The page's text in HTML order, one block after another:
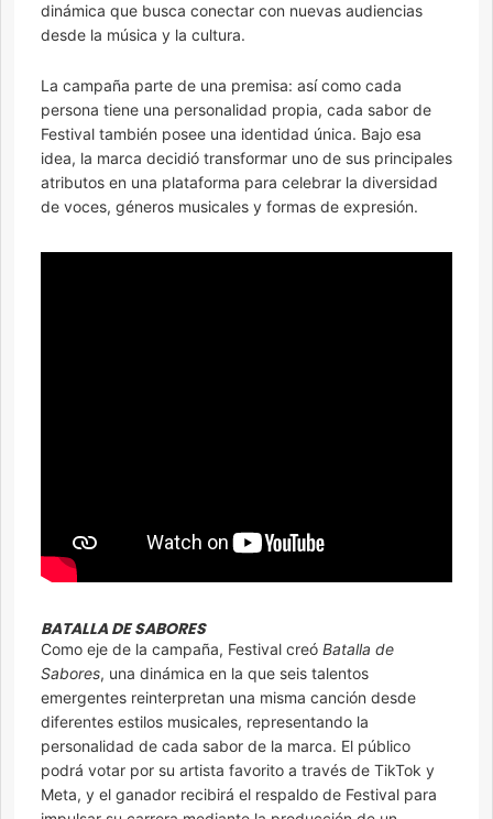
dinámica que busca conectar con nuevas audiencias
desde la música y la cultura.
La campaña parte de una premisa: así como cada
persona tiene una personalidad propia, cada sabor de
Festival también posee una identidad única. Bajo esa
idea, la marca decidió transformar uno de sus principales
atributos en una plataforma para celebrar la diversidad
de voces, géneros musicales y formas de expresión.
BATALLA DE SABORES
Como eje de la campaña, Festival creó Batalla de
Sabores, una dinámica en la que seis talentos
emergentes reinterpretan una misma canción desde
diferentes estilos musicales, representando la
personalidad de cada sabor de la marca. El público
podrá votar por su artista favorito a través de TikTok y
Meta, y el ganador recibirá el respaldo de Festival para